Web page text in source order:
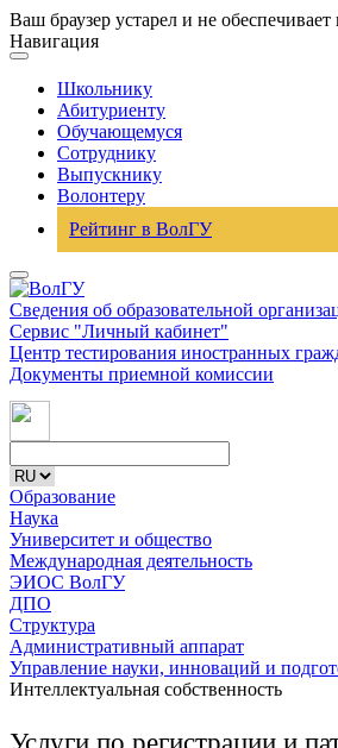
Ваш браузер устарел и не
Навигация
Школьнику
Абитуриенту
Обучающемуся
Сотруднику
Выпускнику
Волонтеру
Рейтинг в ВолГУ
Сведения об образовательной
Сервис "Личный кабинет"
Центр тестирования иностранных
Документы приемной комиссии
Образование
Наука
Университет и общество
Международная деятельность
ЭИОС ВолГУ
ДПО
Структура
Административный аппарат
Управление науки, инноваций и
Интеллектуальная собственность